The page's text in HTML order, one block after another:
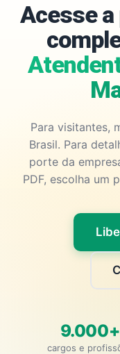
Acesse
Para visitantes,
Brasil. Para
porte da
PDF, escolha um
9.000+
cargos e